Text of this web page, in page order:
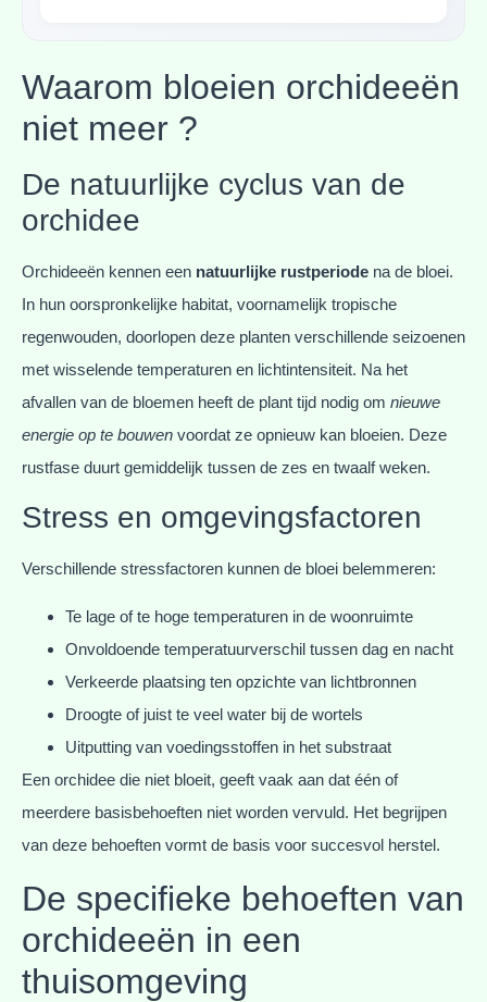
Waarom bloeien orchideeën
niet meer ?
De natuurlijke cyclus van de
orchidee
Orchideeën kennen een natuurlijke rustperiode na de bloei.
In hun oorspronkelijke habitat, voornamelijk tropische
regenwouden, doorlopen deze planten verschillende seizoenen
met wisselende temperaturen en lichtintensiteit. Na het
afvallen van de bloemen heeft de plant tijd nodig om nieuwe
energie op te bouwen voordat ze opnieuw kan bloeien. Deze
rustfase duurt gemiddelijk tussen de zes en twaalf weken.
Stress en omgevingsfactoren
Verschillende stressfactoren kunnen de bloei belemmeren:
Te lage of te hoge temperaturen in de woonruimte
Onvoldoende temperatuurverschil tussen dag en nacht
Verkeerde plaatsing ten opzichte van lichtbronnen
Droogte of juist te veel water bij de wortels
Uitputting van voedingsstoffen in het substraat
Een orchidee die niet bloeit, geeft vaak aan dat één of
meerdere basisbehoeften niet worden vervuld. Het begrijpen
van deze behoeften vormt de basis voor succesvol herstel.
De specifieke behoeften van
orchideeën in een
thuisomgeving